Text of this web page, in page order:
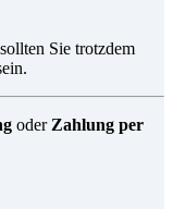
Sie trotzdem
oder Zahlung per